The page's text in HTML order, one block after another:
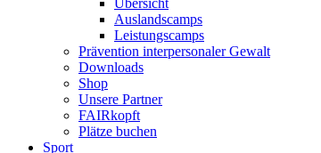
Übersicht
Auslandscamps
Leistungscamps
Prävention interpersonaler Gewalt
Downloads
Shop
Unsere Partner
FAIRkopft
Plätze buchen
Sport